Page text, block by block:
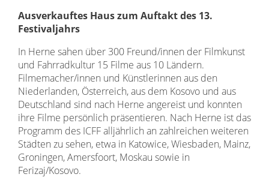
Ausverkauftes Haus zum Auftakt des 13.
Festivaljahrs
In Herne sahen über 300 Freund/innen der Filmkunst
und Fahrradkultur 15 Filme aus 10 Ländern.
Filmemacher/innen und Künstlerinnen aus den
Niederlanden, Österreich, aus dem Kosovo und aus
Deutschland sind nach Herne angereist und konnten
ihre Filme persönlich präsentieren. Nach Herne ist das
Programm des ICFF alljährlich an zahlreichen weiteren
Städten zu sehen, etwa in Katowice, Wiesbaden, Mainz,
Groningen, Amersfoort, Moskau sowie in
Ferizaj/Kosovo.